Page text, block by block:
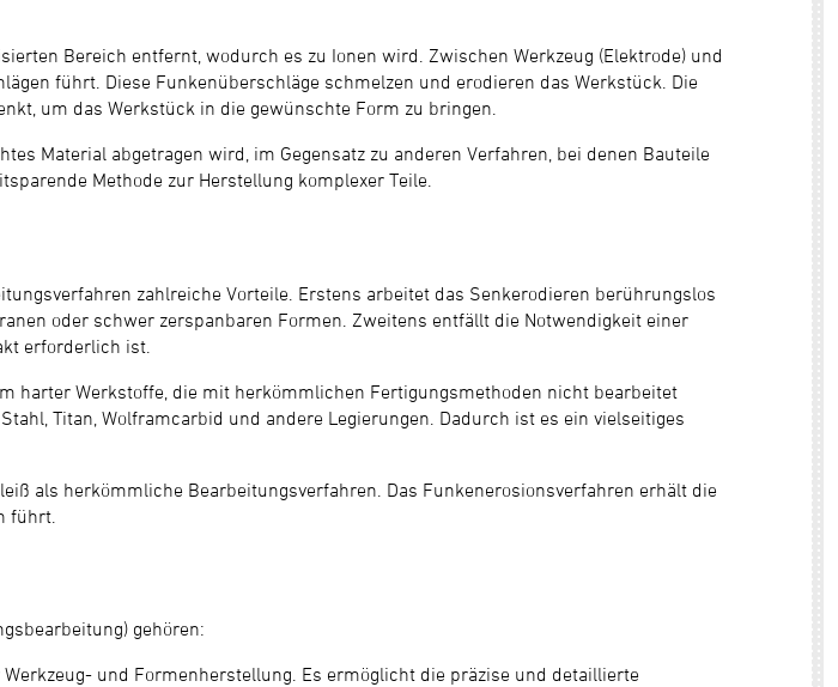
Bereich entfernt, wodurch es zu Ionen wird. Zwischen Werkzeug (Elektrode) und
führt. Diese Funkenüberschläge schmelzen und erodieren das Werkstück. Die
um das Werkstück in die gewünschte Form zu bringen.
Material abgetragen wird, im Gegensatz zu anderen Verfahren, bei denen Bauteile
Methode zur Herstellung komplexer Teile.
zahlreiche Vorteile. Erstens arbeitet das Senkerodieren berührungslos
oder schwer zerspanbaren Formen. Zweitens entfällt die Notwendigkeit einer
erforderlich ist.
harter Werkstoffe, die mit herkömmlichen Fertigungsmethoden nicht bearbeitet
Titan, Wolframcarbid und andere Legierungen. Dadurch ist es ein vielseitiges
als herkömmliche Bearbeitungsverfahren. Das Funkenerosionsverfahren erhält die
führt.
gehören:
und Formenherstellung. Es ermöglicht die präzise und detaillierte